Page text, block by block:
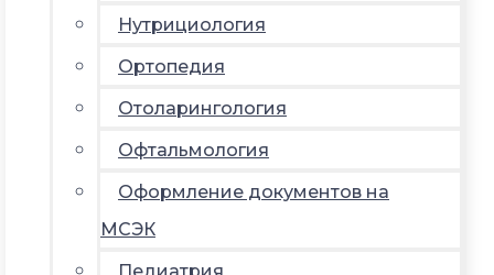
Нутрициология
Ортопедия
Отоларингология
Офтальмология
Оформление документов на
МСЭК